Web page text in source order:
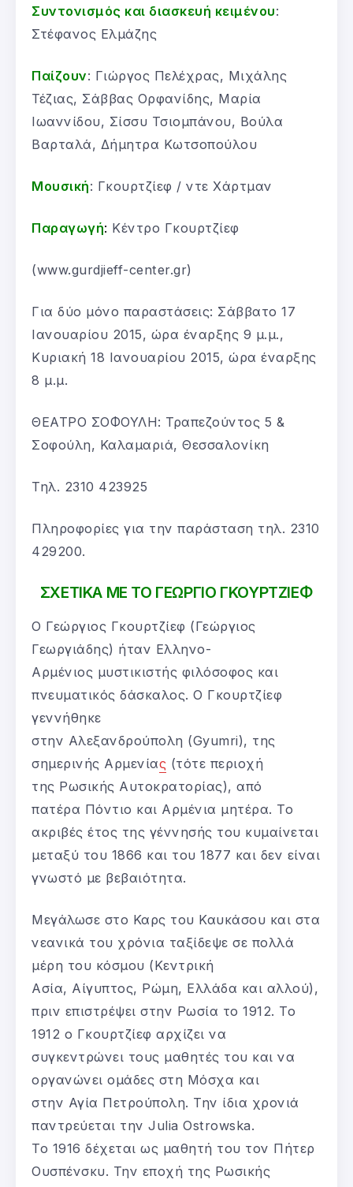
Συντονισμός και διασκευή κειμένου:
Στέφανος Ελμάζης
Παίζουν: Γιώργος Πελέχρας, Μιχάλης
Τέζιας, Σάββας Ορφανίδης, Μαρία
Ιωαννίδου, Σίσσυ Τσιομπάνου, Βούλα
Βαρταλά, Δήμητρα Κωτσοπούλου
Μουσική: Γκουρτζίεφ / ντε Χάρτμαν
Παραγωγή: Κέντρο Γκουρτζίεφ
(www.gurdjieff-center.gr)
Για δύο μόνο παραστάσεις: Σάββατο 17
Ιανουαρίου 2015, ώρα έναρξης 9 μ.μ.,
Κυριακή 18 Ιανουαρίου 2015, ώρα έναρξης
8 μ.μ.
ΘΕΑΤΡΟ ΣΟΦΟΥΛΗ: Τραπεζούντος 5 &
Σοφούλη, Καλαμαριά, Θεσσαλονίκη
Τηλ. 2310 423925
Πληροφορίες για την παράσταση τηλ. 2310
429200.
ΣΧΕΤΙΚΑ ΜΕ ΤΟ ΓΕΩΡΓΙΟ ΓΚΟΥΡΤΖΙΕΦ
Ο Γεώργιος Γκουρτζίεφ (Γεώργιος
Γεωργιάδης) ήταν Ελληνο-
Αρμένιος μυστικιστής φιλόσοφος και
πνευματικός δάσκαλος. Ο Γκουρτζίεφ
γεννήθηκε
στην Αλεξανδρούπολη (Gyumri), της
σημερινής Αρμενίας (τότε περιοχή
της Ρωσικής Αυτοκρατορίας), από
πατέρα Πόντιο και Αρμένια μητέρα. Το
ακριβές έτος της γέννησής του κυμαίνεται
μεταξύ του 1866 και του 1877 και δεν είναι
γνωστό με βεβαιότητα.
Μεγάλωσε στο Καρς του Καυκάσου και στα
νεανικά του χρόνια ταξίδεψε σε πολλά
μέρη του κόσμου (Κεντρική
Ασία, Αίγυπτος, Ρώμη, Ελλάδα και αλλού),
πριν επιστρέψει στην Ρωσία το 1912. Το
1912 ο Γκουρτζίεφ αρχίζει να
συγκεντρώνει τους μαθητές του και να
οργανώνει ομάδες στη Μόσχα και
στην Αγία Πετρούπολη. Την ίδια χρονιά
παντρεύεται την Julia Ostrowska.
Το 1916 δέχεται ως μαθητή του τον Πήτερ
Ουσπένσκυ. Την εποχή της Ρωσικής